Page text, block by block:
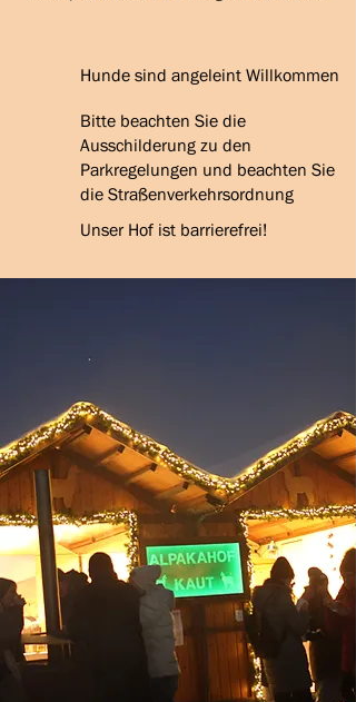
Hunde sind angeleint Willkommen
Bitte beachten Sie die
Ausschilderung zu den
Parkregelungen und beachten Sie
die Straßenverkehrsordnung
Unser Hof ist barrierefrei!